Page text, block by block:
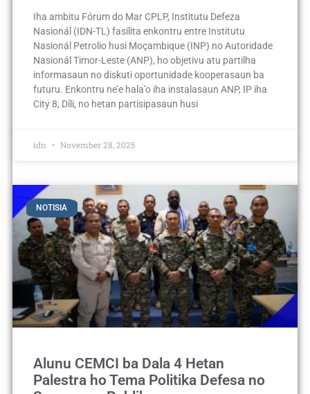
Iha ambitu Fórum do Mar CPLP, Institutu Defeza
Nasionál (IDN-TL) fasilita enkontru entre Institutu
Nasionál Petrolio husi Moçambique (INP) no Autoridade
Nasionál Timor-Leste (ANP), ho objetivu atu partilha
informasaun no diskuti oportunidade kooperasaun ba
futuru. Enkontru ne’e hala’o iha instalasaun ANP, IP iha
City 8, Díli, no hetan partisipasaun husi
idn November 28, 2025
NOTISIA
Alunu CEMCI ba Dala 4 Hetan
Palestra ho Tema Politika Defesa no